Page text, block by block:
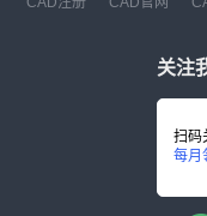
关注
扫码
每月